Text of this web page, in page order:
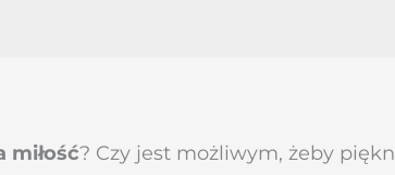
miłość? Czy jest możliwym, żeby